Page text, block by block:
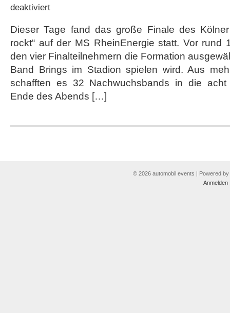
deaktiviertfür
„Köln
rockt“
mit
einem
on
tour
Dieser Tage fand das große Finale des Kölner
rockt“ auf der MS RheinEnergie statt. Vor rund
den vier Finalteilnehmern die Formation
Band Brings im Stadion spielen wird. Aus
schafften es 32 Nachwuchsbands in die acht
Ende des Abends […]
© 2026 automobil events | Powered by
Anmelden|